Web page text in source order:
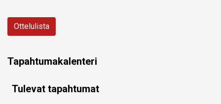
Ottelulista
Tapahtumakalenteri
Tulevat tapahtumat